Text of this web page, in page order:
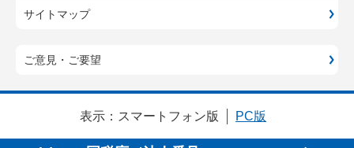
サイトマップ
ご意見・ご要望
表示： スマートフォン版 PC版